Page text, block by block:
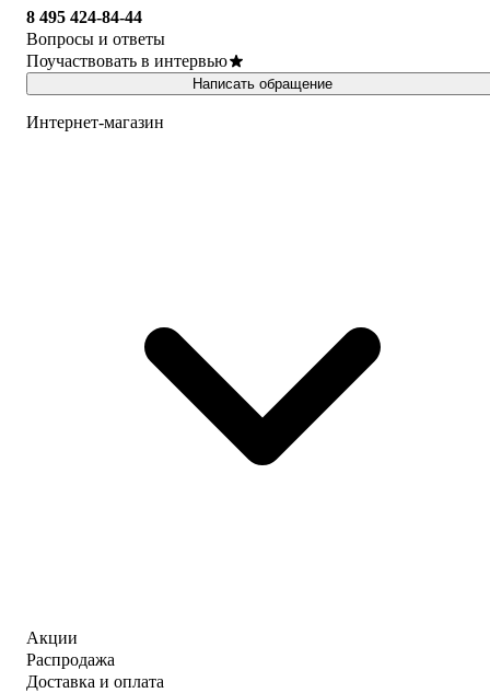
8 495 424-84-44
Вопросы и ответы
Поучаствовать в интервью
Написать обращение
Интернет-магазин
Акции
Распродажа
Доставка и оплата